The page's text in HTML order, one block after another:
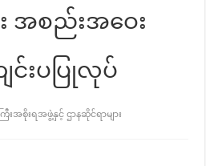
အစည်းအဝေး
င်းပပြုလုပ်
းအစိုးရအဖွဲ့နှင့် ဌာနဆိုင်ရာများ